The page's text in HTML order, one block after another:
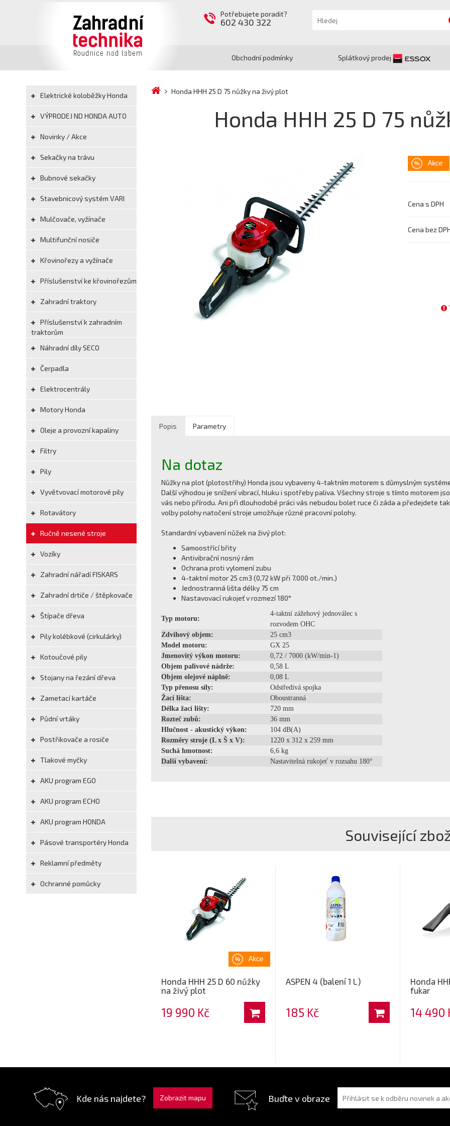
Potřebujete poradit?
602 430 322
Obchodní podmínky Splátkový prodej
Elektrické koloběžky Honda
VÝPRODEJ ND HONDA AUTO
Novinky / Akce
Sekačky na trávu
Bubnové sekačky
Stavebnicový systém VARI
Mulčovače, vyžínače
Multifunční nosiče
Křovinořezy a vyžínače
Příslušenství ke křovinořezům
Zahradní traktory
Příslušenství k zahradním
traktorům
Náhradní díly SECO
Čerpadla
Elektrocentrály
Motory Honda
Oleje a provozní kapaliny
Filtry
Pily
Vyvětvovací motorové pily
Rotavátory
Ručně nesené stroje
Vozíky
Zahradní nářadí FISKARS
Zahradní drtiče / štěpkovače
Štípače dřeva
Pily kolébkové (cirkulárky)
Kotoučové pily
Stojany na řezání dřeva
Zametací kartáče
Půdní vrtáky
Postřikovače a rosiče
Tlakové myčky
AKU program EGO
AKU program ECHO
AKU program HONDA
Pásové transportéry Honda
Reklamní předměty
Ochranné pomůcky
Honda HHH 25 D 75 nůžky na živý plot
Honda HHH 25 D 75
Cena s DPH
Cena bez
Popis Parametry
Na dotaz
Nůžky na plot (plotostřihy) Honda jsou vybaveny 4-taktním motorem s důmyslným
Další výhodou je snížení vibrací, hluku i spotřeby paliva. Všechny stroje s tímto motorem
vás nebo přírodu. Ani při dlouhodobé práci vás nebudou bolet ruce či záda a předejdete
volby polohy natočení stroje umožňuje různé pracovní polohy.
Standardní vybavení nůžek na živý plot:
Samoostřící břity
Antivibrační nosný rám
Ochrana proti vylomení zubu
4-taktní motor 25 cm3 (0,72 kW při 7.000 ot./min.)
Jednostranná lišta délky 75 cm
Nastavovací rukojeť v rozmezí 180°
Typ motoru:
4-taktní zážehový jednoválec s
rozvodem OHC
Zdvihový objem:
25 cm3
Model motoru:
GX 25
Jmenovitý výkon motoru:
0,72 / 7000 (kW/min-1)
Objem palivové nádrže:
0,58 L
Objem olejové náplně:
0,08 L
Typ přenosu síly:
Odstředivá spojka
Žací lišta:
Oboustranná
Délka žací lišty:
720 mm
Rozteč zubů:
36 mm
Hlučnost - akustický výkon:
104 dB(A)
Rozměry stroje (L x Š x V):
1220 x 312 x 259 mm
Suchá hmotnost:
6,6 kg
Další vybavení:
Nastavitelná rukojeť v rozsahu 180°
Související
Honda HHH 25 D 60 nůžky
na živý plot
19 990 Kč
ASPEN 4 (balení 1 L)
185 Kč
Honda
fukar
14 490
Kde nás najdete? Zobrazit mapu Buďte v obraze